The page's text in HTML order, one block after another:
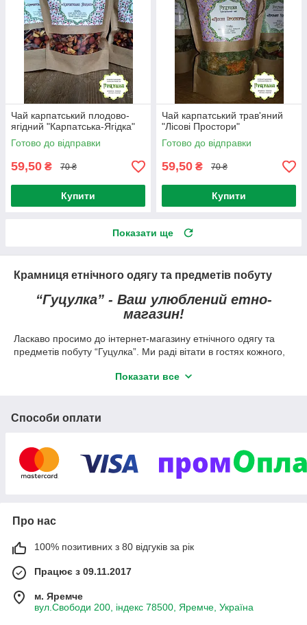
Чай карпатський плодово-
ягідний "Карпатська-Ягідка"
Готово до відправки
59,50 ₴ 70 ₴
Купити
Чай карпатський трав'яний
"Лісові Простори"
Готово до відправки
59,50 ₴ 70 ₴
Купити
Показати ще
Крамниця етнічного одягу та предметів побуту
“Гуцулка” - Ваш улюблений етно-
магазин!
Ласкаво просимо до інтернет-магазину етнічного одягу та
предметів побуту “Гуцулка”. Ми раді вітати в гостях кожного,
предмети побуту предків може
сповна передати настрій
минулих епох та мудрість
історії.
Ми працюємо для тих, хто не цурається рідного та
та гончарське ремесло. У нас знайдеться для Вас безліч
оселі та гардеробу.
Унікальний асортимент етнічних
Показати все
Способи оплати
Про нас
100% позитивних з 80 відгуків за рік
Працює з 09.11.2017
м. Яремче
вул.Свободи 200, індекс 78500, Яремче, Україна